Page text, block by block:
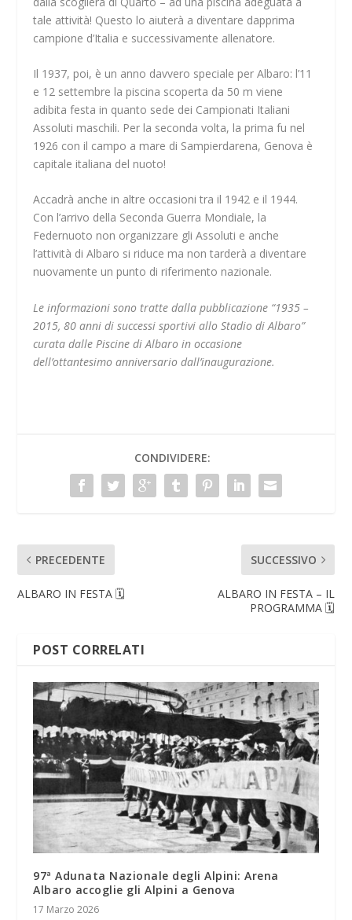
tale attività! Questo lo aiuterà a diventare dapprima
campione d’Italia e successivamente allenatore.
Il 1937, poi, è un anno davvero speciale per Albaro: l’11
e 12 settembre la piscina scoperta da 50 m viene
adibita festa in quanto sede dei Campionati Italiani
Assoluti maschili. Per la seconda volta, la prima fu nel
1926 con il campo a mare di Sampierdarena, Genova è
capitale italiana del nuoto!
Accadrà anche in altre occasioni tra il 1942 e il 1944.
Con l’arrivo della Seconda Guerra Mondiale, la
Federnuoto non organizzare gli Assoluti e anche
l’attività di Albaro si riduce ma non tarderà a diventare
nuovamente un punto di riferimento nazionale.
Le informazioni sono tratte dalla pubblicazione “1935 –
2015, 80 anni di successi sportivi allo Stadio di Albaro”
curata dalle Piscine di Albaro in occasione
dell’ottantesimo anniversario dall’inaugurazione.
CONDIVIDERE:
PRECEDENTE
ALBARO IN FESTA 🗓
SUCCESSIVO
ALBARO IN FESTA – IL
PROGRAMMA 🗓
POST CORRELATI
97ª Adunata Nazionale degli Alpini: Arena
Albaro accoglie gli Alpini a Genova
17 Marzo 2026